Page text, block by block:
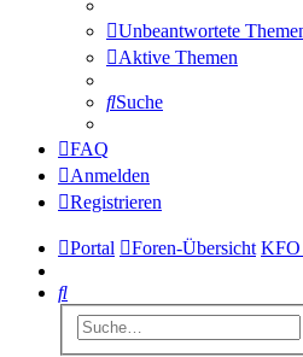
Unbeantwortete
Aktive Themen
Suche
FAQ
Anmelden
Registrieren
Portal Foren-Übersicht KFO
Suche